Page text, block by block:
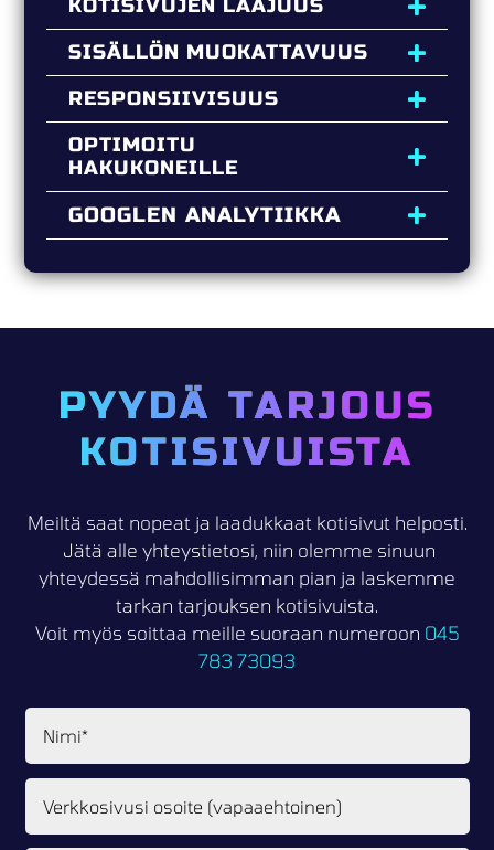
KOTISIVUJEN LAAJUUS
SISÄLLÖN MUOKATTAVUUS
RESPONSIIVISUUS
OPTIMOITU
HAKUKONEILLE
GOOGLEN ANALYTIIKKA
PYYDÄ TARJOUS
KOTISIVUISTA
Meiltä saat nopeat ja laadukkaat kotisivut helposti.
Jätä alle yhteystietosi, niin olemme sinuun
yhteydessä mahdollisimman pian ja laskemme
tarkan tarjouksen kotisivuista.
Voit myös soittaa meille suoraan numeroon 045
783 73093